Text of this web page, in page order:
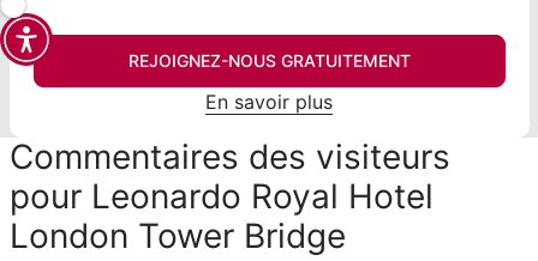
REJOIGNEZ-NOUS GRATUITEMENT
En savoir plus
Commentaires des visiteurs
pour Leonardo Royal Hotel
London Tower Bridge